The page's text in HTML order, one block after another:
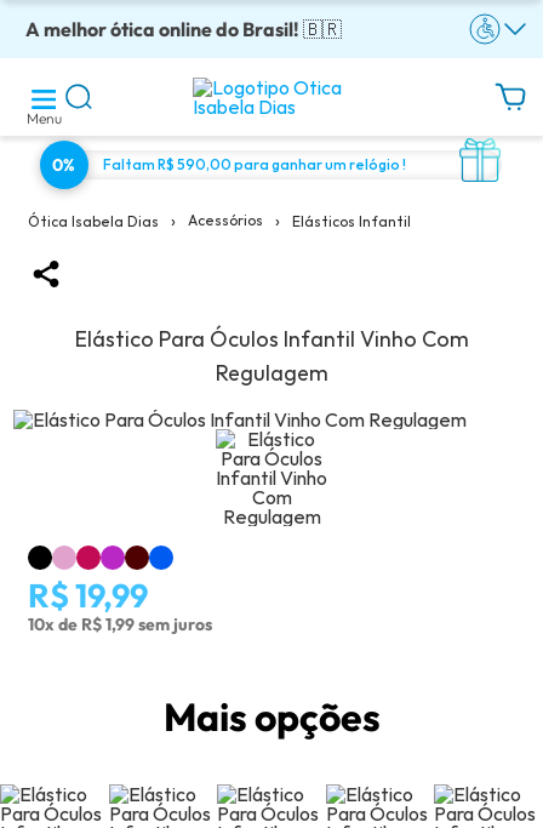
A melhor ótica online do Brasil!🇧🇷
Óculos completos armação + lentes a partir: R$199
Adquira em até 10x sem juros!
Enviamos para todo o Brasil!
Óculos de grau com preço justo!
Menu
0% Faltam R$ 590,00 para ganhar um relógio !
Ótica Isabela Dias › Acessórios › Elásticos Infantil
Elástico Para Óculos Infantil Vinho Com
Regulagem
R$ 19,99
10x de R$ 1,99 sem juros
Mais opções